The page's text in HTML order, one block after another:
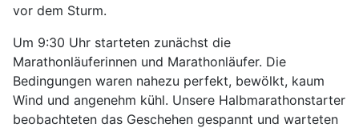
vor dem Sturm.
Um 9:30 Uhr starteten zunächst die
Marathonläuferinnen und Marathonläufer. Die
Bedingungen waren nahezu perfekt, bewölkt, kaum
Wind und angenehm kühl. Unsere Halbmarathonstarter
beobachteten das Geschehen gespannt und warteten